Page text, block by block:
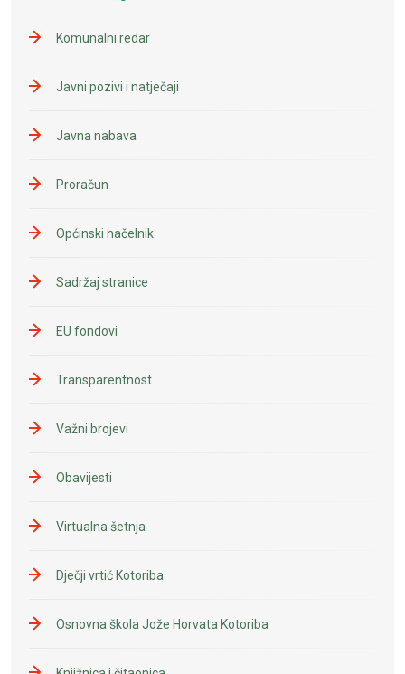
Komunalni redar
Javni pozivi i natječaji
Javna nabava
Proračun
Općinski načelnik
Sadržaj stranice
EU fondovi
Transparentnost
Važni brojevi
Obavijesti
Virtualna šetnja
Dječji vrtić Kotoriba
Osnovna škola Jože Horvata Kotoriba